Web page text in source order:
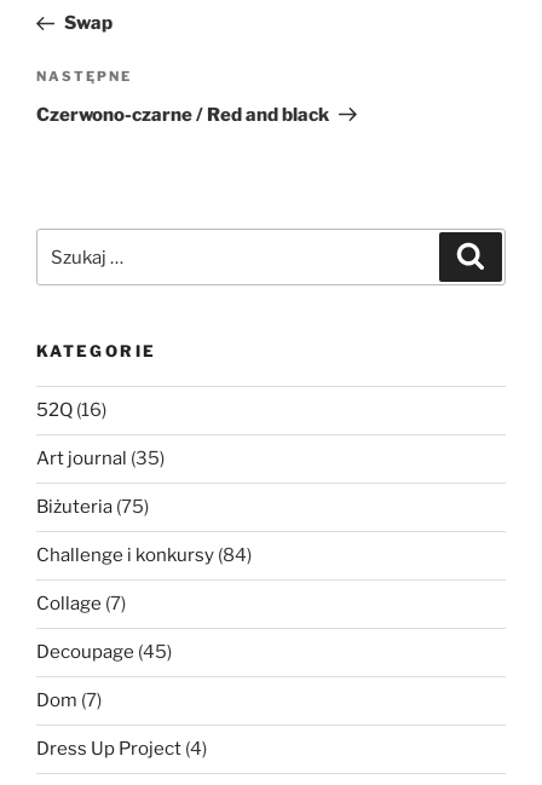
wpisSwap
Następny
wpis
NASTĘPNE
Czerwono-czarne / Red and black
KATEGORIE
52Q (16)
Art journal (35)
Biżuteria (75)
Challenge i konkursy (84)
Collage (7)
Decoupage (45)
Dom (7)
Dress Up Project (4)